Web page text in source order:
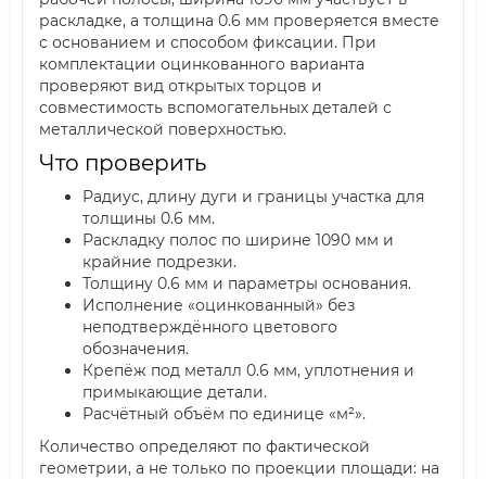
раскладке, а толщина 0.6 мм проверяется вместе
с основанием и способом фиксации. При
комплектации оцинкованного варианта
проверяют вид открытых торцов и
совместимость вспомогательных деталей с
металлической поверхностью.
Что проверить
Радиус, длину дуги и границы участка для
толщины 0.6 мм.
Раскладку полос по ширине 1090 мм и
крайние подрезки.
Толщину 0.6 мм и параметры основания.
Исполнение «оцинкованный» без
неподтверждённого цветового
обозначения.
Крепёж под металл 0.6 мм, уплотнения и
примыкающие детали.
Расчётный объём по единице «м²».
Количество определяют по фактической
геометрии, а не только по проекции площади: на